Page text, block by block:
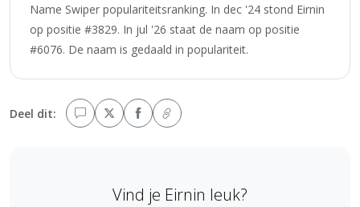
Name Swiper populariteitsranking. In dec '24 stond Eirnin
op positie #3829. In jul '26 staat de naam op positie
#6076. De naam is gedaald in populariteit.
Deel dit:
Vind je Eirnin leuk?